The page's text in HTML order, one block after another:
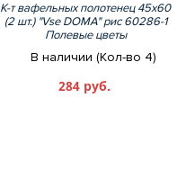
К-т вафельных полотенец 45х60
(2 шт.) "Vse DOMA" рис 60286-1
Полевые цветы
В наличии (Кол-во 4)
284 руб.